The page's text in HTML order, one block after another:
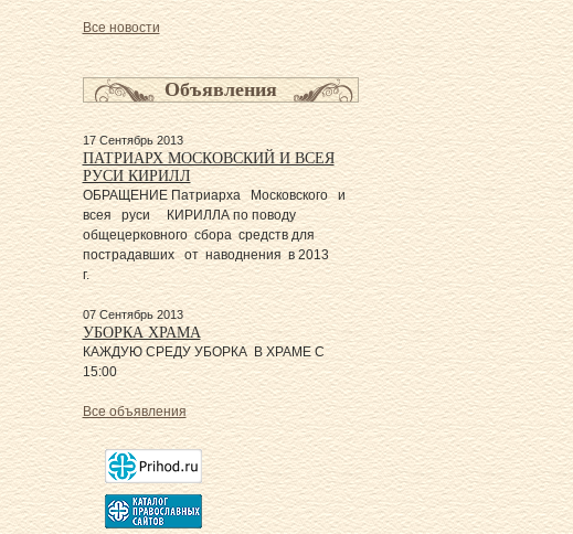
Все новости
Объявления
17 Сентябрь 2013
ПАТРИАРХ МОСКОВСКИЙ И ВСЕЯ
РУСИ КИРИЛЛ
ОБРАЩЕНИЕ Патриарха Московского и
всея руси КИРИЛЛА по поводу
общецерковного сбора средств для
пострадавших от наводнения в 2013
г.
07 Сентябрь 2013
УБОРКА ХРАМА
КАЖДУЮ СРЕДУ УБОРКА В ХРАМЕ С
15:00
Все объявления